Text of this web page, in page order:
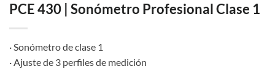
PCE 430 | Sonómetro Profesional Clase 1
· Sonómetro de clase 1
· Ajuste de 3 perfiles de medición